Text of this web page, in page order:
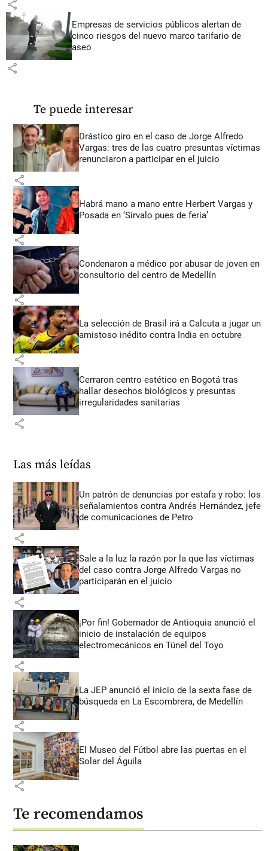
share
Empresas de servicios públicos alertan de
cinco riesgos del nuevo marco tarifario de
aseo
share
Te puede interesar
Drástico giro en el caso de Jorge Alfredo
Vargas: tres de las cuatro presuntas víctimas
renunciaron a participar en el juicio
share
Habrá mano a mano entre Herbert Vargas y
Posada en ‘Sírvalo pues de feria’
share
Condenaron a médico por abusar de joven en
consultorio del centro de Medellín
share
La selección de Brasil irá a Calcuta a jugar un
amistoso inédito contra India en octubre
share
Cerraron centro estético en Bogotá tras
hallar desechos biológicos y presuntas
irregularidades sanitarias
share
Las más leídas
Un patrón de denuncias por estafa y robo: los
señalamientos contra Andrés Hernández, jefe
de comunicaciones de Petro
share
Sale a la luz la razón por la que las víctimas
del caso contra Jorge Alfredo Vargas no
participarán en el juicio
share
¡Por fin! Gobernador de Antioquia anunció el
inicio de instalación de equipos
electromecánicos en Túnel del Toyo
share
La JEP anunció el inicio de la sexta fase de
búsqueda en La Escombrera, de Medellín
share
El Museo del Fútbol abre las puertas en el
Solar del Águila
share
Te recomendamos